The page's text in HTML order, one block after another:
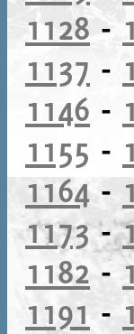
1128-
1137 -
1146 -
1155 -
1164-
1173-
1182 -
1191 -